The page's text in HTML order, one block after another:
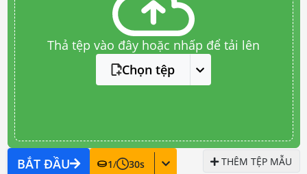
Thả tệp vào đây hoặc nhấp để tải lên
Chọn tệp
BẮT ĐẦU 1/ 30s THÊM TỆP MẪU